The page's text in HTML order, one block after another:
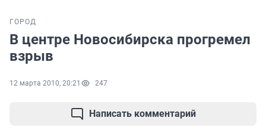
ГОРОД
В центре Новосибирска прогремел
взрыв
12 марта 2010, 20:21 247
Написать комментарий